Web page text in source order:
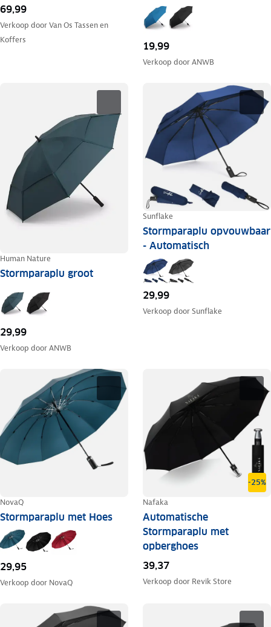
69,99
Verkoop doorVan Os Tassen en
Koffers
19,99
Verkoop doorANWB
Human Nature
Stormparaplu groot
29,99
Verkoop doorANWB
Sunflake
Stormparaplu opvouwbaar
- Automatisch
29,99
Verkoop doorSunflake
NovaQ
Stormparaplu met Hoes
29,95
Verkoop door NovaQ
-25%
Nafaka
Automatische
Stormparaplu met
opberghoes
39,37
Verkoop door Revik Store